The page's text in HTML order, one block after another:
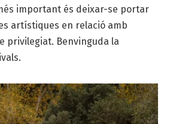
important és deixar-se portar
artístiques en relació amb
privilegiat. Benvinguda la